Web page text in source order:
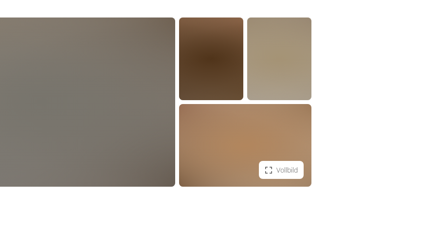
Vollbild